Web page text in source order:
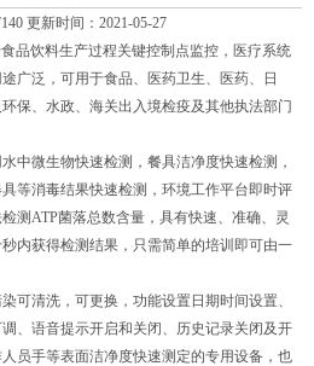
更新时间：2021-05-27
品饮料生产过程关键控制点监控，医疗系统
广泛，可用于食品、医药卫生、医药、日
保、水政、海关出入境检疫及其他执法部门
微生物快速检测，餐具洁净度快速检测，
等消毒结果快速检测，环境工作平台即时评
测ATP菌落总数含量，具有快速、准确、灵
内获得检测结果，只需简单的培训即可由一
清洗，可更换，功能设置日期时间设置、
、语音提示开启和关闭、历史记录关闭及开
员手等表面洁净度快速测定的专用设备，也